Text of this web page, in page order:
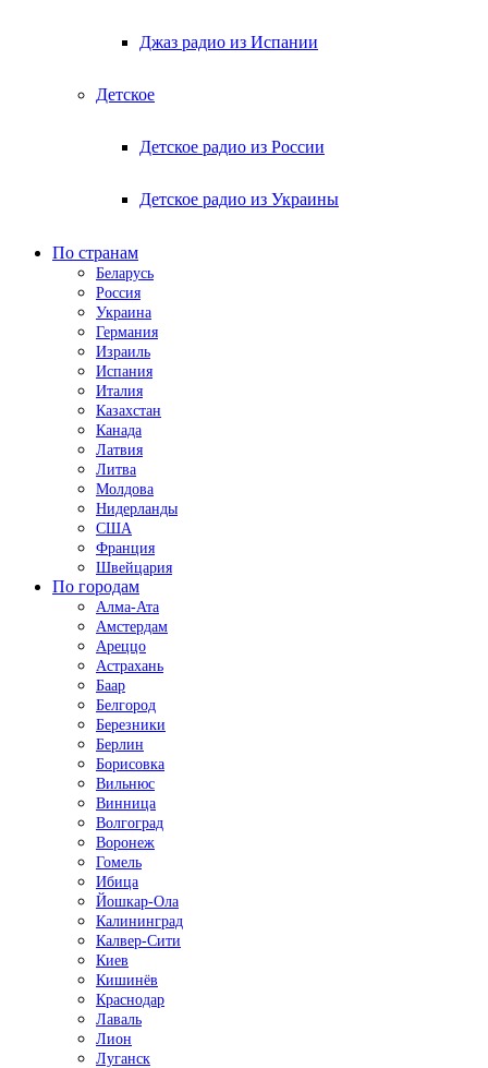
Джаз радио из Испании
Детское
Детское радио из России
Детское радио из Украины
По странам
Беларусь
Россия
Украина
Германия
Израиль
Испания
Италия
Казахстан
Канада
Латвия
Литва
Молдова
Нидерланды
США
Франция
Швейцария
По городам
Алма-Ата
Амстердам
Ареццо
Астрахань
Баар
Белгород
Березники
Берлин
Борисовка
Вильнюс
Винница
Волгоград
Воронеж
Гомель
Ибица
Йошкар-Ола
Калининград
Калвер-Сити
Киев
Кишинёв
Краснодар
Лаваль
Лион
Луганск